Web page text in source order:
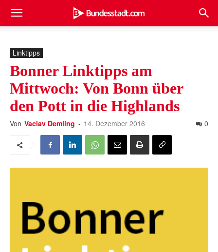
Linktipps
Bonner Linktipps am
Mittwoch: Von Bonn über
den Pott in die Highlands
Von Vaclav Demling - 14. Dezember 2016 0